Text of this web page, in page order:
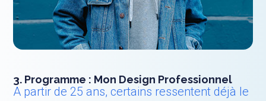
3. Programme : Mon Design Professionnel
A partir de 25 ans, certains ressentent déjà le